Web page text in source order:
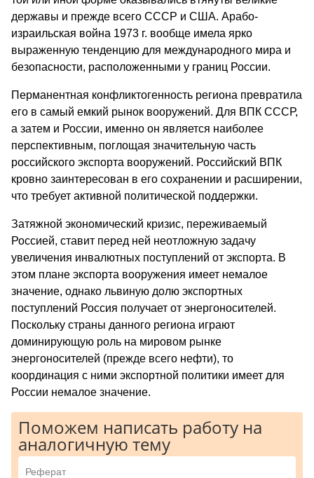
державы и прежде всего СССР и США. Арабо-
израильская война 1973 г. вообще имела ярко
выраженную тенденцию для международного мира и
безопасности, расположенными у границ России.
Перманентная конфликтогенность региона превратила
его в самый емкий рынок вооружений. Для ВПК СССР,
а затем и России, именно он является наиболее
перспективным, поглощая значительную часть
российского экспорта вооружений. Российский ВПК
кровно заинтересован в его сохранении и расширении,
что требует активной политической поддержки.
Затяжной экономический кризис, переживаемый
Россией, ставит перед ней неотложную задачу
увеличения инвалютных поступлений от экспорта. В
этом плане экспорта вооружения имеет немалое
значение, однако львиную долю экспортных
поступлений Россия получает от энергоносителей.
Поскольку страны данного региона играют
доминирующую роль на мировом рынке
энергоносителей (прежде всего нефти), то
координация с ними экспортной политики имеет для
России немалое значение.
Поможем написать работу на
аналогичную тему
Реферат